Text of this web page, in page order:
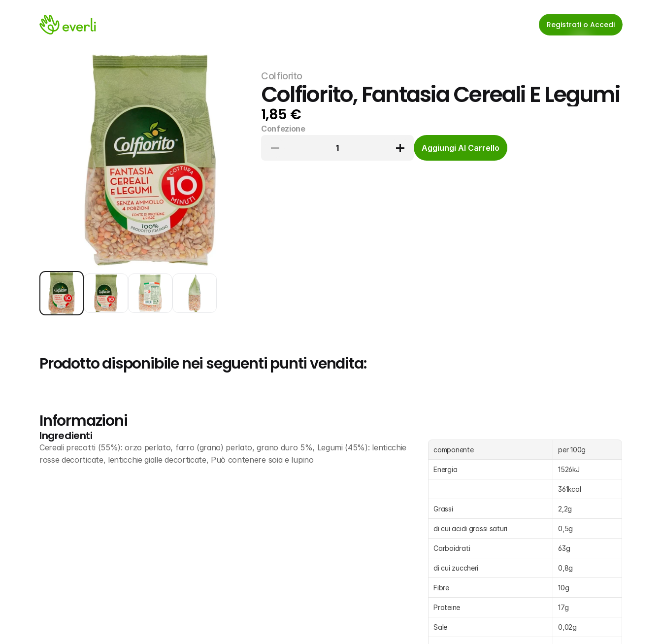
Registrati o Accedi
Colfiorito
Colfiorito, Fantasia Cereali E Legumi
1,85 €
Confezione
1
Aggiungi Al Carrello
Prodotto disponibile nei seguenti punti vendita:
Informazioni
Ingredienti
Cereali precotti (55%): orzo perlato, farro (grano) perlato, grano duro 5%, Legumi (45%): lenticchie
rosse decorticate, lenticchie gialle decorticate, Può contenere soia e lupino
componente per 100g
Energia 1526kJ
361kcal
Grassi 2,2g
di cui acidi grassi saturi 0,5g
Carboidrati 63g
di cui zuccheri 0,8g
Fibre 10g
Proteine 17g
Sale 0,02g